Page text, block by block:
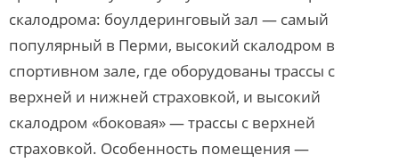
скалодрома: боулдеринговый зал — самый
популярный в Перми, высокий скалодром в
спортивном зале, где оборудованы трассы с
верхней и нижней страховкой, и высокий
скалодром «боковая» — трассы с верхней
страховкой. Особенность помещения —